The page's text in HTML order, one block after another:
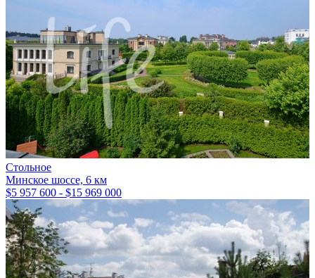
Стольное
Минское шоссе, 6 км
$5 957 600 - $15 969 000